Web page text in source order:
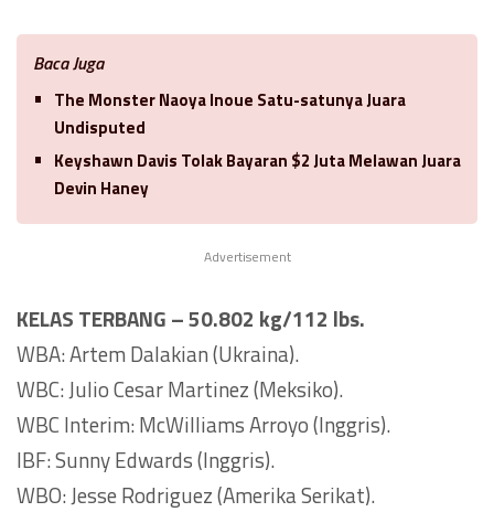
Baca Juga
The Monster Naoya Inoue Satu-satunya Juara
Undisputed
Keyshawn Davis Tolak Bayaran $2 Juta Melawan Juara
Devin Haney
Advertisement
KELAS TERBANG – 50.802 kg/112 lbs.
WBA: Artem Dalakian (Ukraina).
WBC: Julio Cesar Martinez (Meksiko).
WBC Interim: McWilliams Arroyo (Inggris).
IBF: Sunny Edwards (Inggris).
WBO: Jesse Rodriguez (Amerika Serikat).